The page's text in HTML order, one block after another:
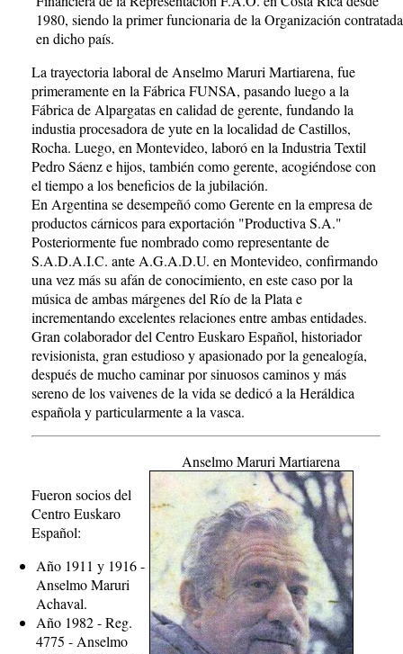
1980, siendo la primer funcionaria de la Organización contratada
en dicho país.
La trayectoria laboral de Anselmo Maruri Martiarena, fue
primeramente en la Fábrica FUNSA, pasando luego a la
Fábrica de Alpargatas en calidad de gerente, fundando la
industia procesadora de yute en la localidad de Castillos,
Rocha. Luego, en Montevideo, laboró en la Industria Textil
Pedro Sáenz e hijos, también como gerente, acogiéndose con
el tiempo a los beneficios de la jubilación.
En Argentina se desempeñó como Gerente en la empresa de
productos cárnicos para exportación "Productiva S.A."
Posteriormente fue nombrado como representante de
S.A.D.A.I.C. ante A.G.A.D.U. en Montevideo, confirmando
una vez más su afán de conocimiento, en este caso por la
música de ambas márgenes del Río de la Plata e
incrementando excelentes relaciones entre ambas entidades.
Gran colaborador del Centro Euskaro Español, historiador
revisionista, gran estudioso y apasionado por la genealogía,
después de mucho caminar por sinuosos caminos y más
sereno de los vaivenes de la vida se dedicó a la Heráldica
española y particularmente a la vasca.
Anselmo Maruri Martiarena
Fueron socios del
Centro Euskaro
Español:
Año 1911 y 1916 -
Anselmo Maruri
Achaval.
Año 1982 - Reg.
4775 - Anselmo